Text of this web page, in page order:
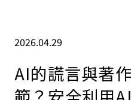
2026.04.29